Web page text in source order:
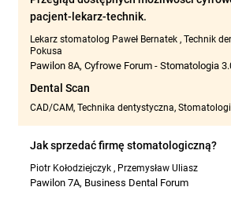
pacjent-lekarz-technik.
Lekarz stomatolog Paweł Bernatek , Technik
Pokusa
Pawilon 8A, Cyfrowe Forum - Stomatologia
Dental Scan
CAD/CAM, Technika dentystyczna,
Jak sprzedać firmę stomatologiczną?
Piotr Kołodziejczyk , Przemysław Uliasz
Pawilon 7A, Business Dental Forum